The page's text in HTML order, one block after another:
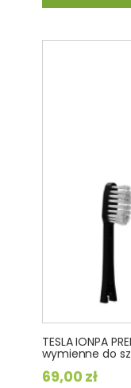
TESLA IONPA
wymienne do
69,00 zł